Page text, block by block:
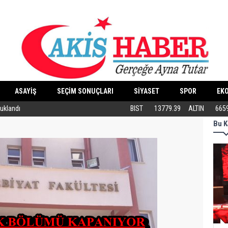
ASAYİŞ SEÇİM SONUÇLARI SİYASET SPOR
ABB’DEN KEDİLERE ÖZEL MERKEZ
BIST 13779.39 ALTIN
Bu